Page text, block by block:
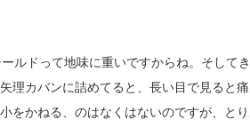
ルドって地味に重いですからね。そして
理カバンに詰めてると、長い目で見ると
をかねる、のはなくはないのですが、と